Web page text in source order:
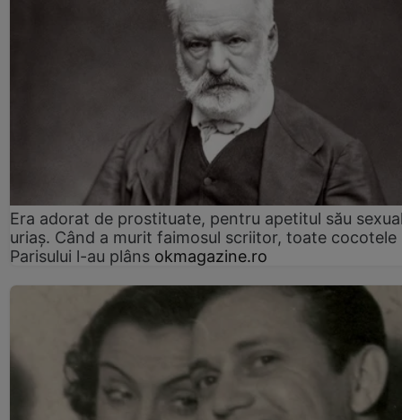
Era adorat de prostituate, pentru apetitul său
uriaș. Când a murit faimosul scriitor, toate cocotele
Parisului l-au plâns okmagazine.ro